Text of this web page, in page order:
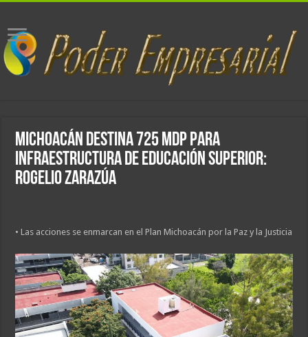
Michoacán destina 725 mdp para
infraestructura de educación superior:
Rogelio Zarazúa
• Las acciones se enmarcan en el Plan Michoacán por la Paz y la Justicia